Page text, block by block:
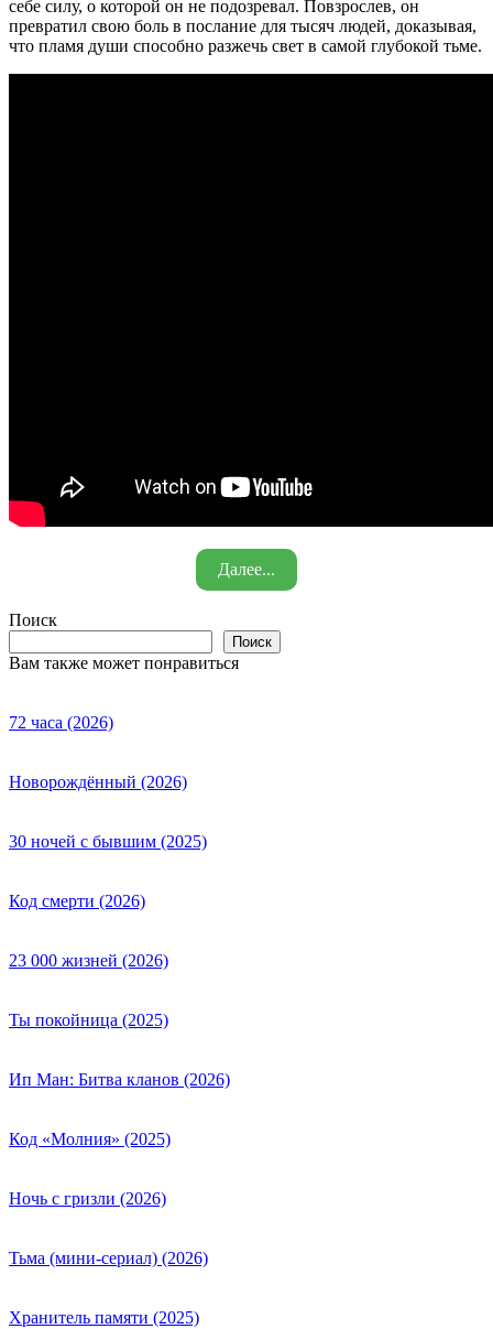
себе силу, о которой он не подозревал. Повзрослев, он
превратил свою боль в послание для тысяч людей, доказывая,
что пламя души способно разжечь свет в самой глубокой тьме.
Далее...
Поиск
Поиск
Вам также может понравиться
72 часа (2026)
Новорождённый (2026)
30 ночей с бывшим (2025)
Код смерти (2026)
23 000 жизней (2026)
Ты покойница (2025)
Ип Ман: Битва кланов (2026)
Код «Молния» (2025)
Ночь с гризли (2026)
Тьма (мини-сериал) (2026)
Хранитель памяти (2025)